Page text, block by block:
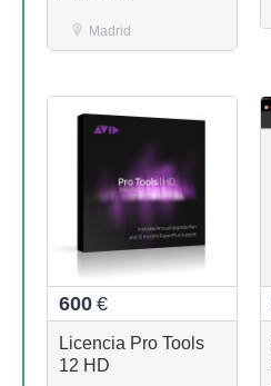
Madrid
600 €
Licencia Pro Tools
12 HD